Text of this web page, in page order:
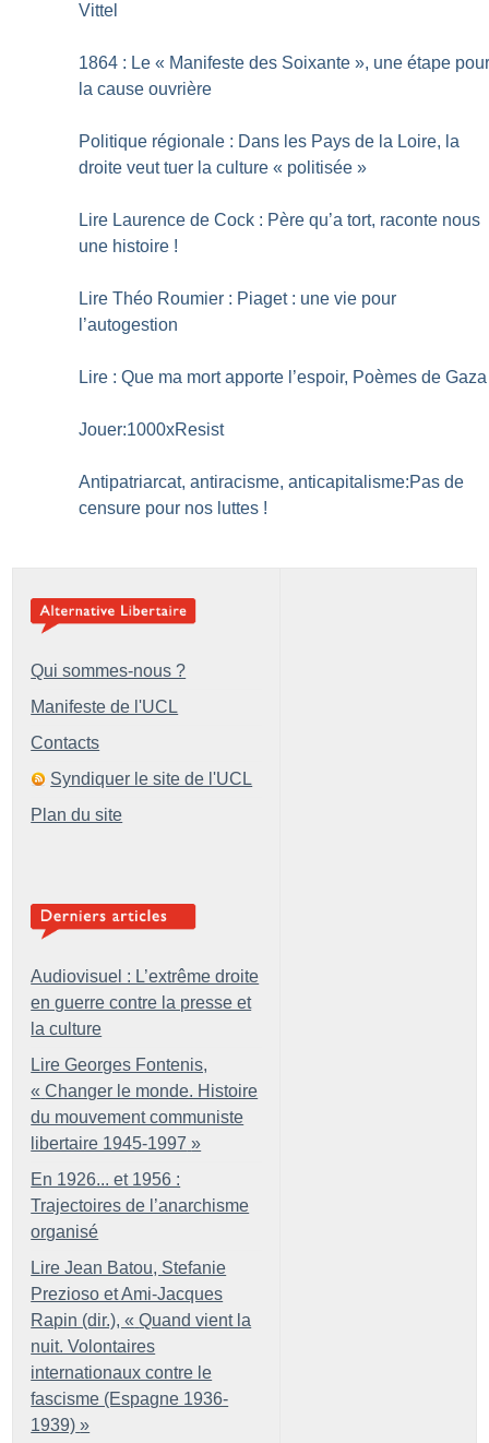
Vittel
1864 : Le « Manifeste des Soixante », une étape
la cause ouvrière
Politique régionale : Dans les Pays de la Loire, la
droite veut tuer la culture « politisée »
Lire Laurence de Cock : Père qu’a tort, raconte nous
une histoire !
Lire Théo Roumier : Piaget : une vie pour
l’autogestion
Lire : Que ma mort apporte l’espoir, Poèmes de Gaza
Jouer:1000xResist
Antipatriarcat, antiracisme, anticapitalisme:Pas de
censure pour nos luttes !
Qui sommes-nous ?
Manifeste de l'UCL
Contacts
Syndiquer le site de l'UCL
Plan du site
Audiovisuel : L’extrême droite
en guerre contre la presse et
la culture
Lire Georges Fontenis,
« Changer le monde. Histoire
du mouvement communiste
libertaire 1945-1997 »
En 1926... et 1956 :
Trajectoires de l’anarchisme
organisé
Lire Jean Batou, Stefanie
Prezioso et Ami-Jacques
Rapin (dir.), « Quand vient la
nuit. Volontaires
internationaux contre le
fascisme (Espagne 1936-
1939) »